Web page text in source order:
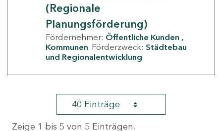
(Regionale
Planungsförderung)
Fördernehmer: Öffentliche Kunden
Kommunen Förderzweck: Städtebau
und Regionalentwicklung
40 Einträge
Zeige 1 bis 5 von 5 Einträgen.